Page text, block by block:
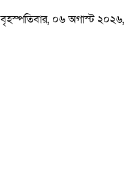
বৃহস্পতিবার, ০৬ অগাস্ট